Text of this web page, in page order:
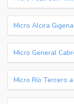
Micro Alcira
Micro General
Micro Río Tercero